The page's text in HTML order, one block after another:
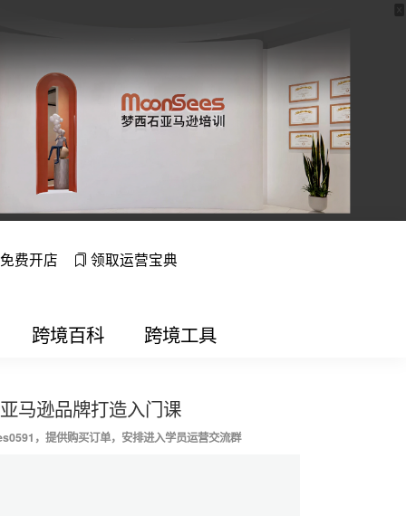
免费开店 领取运营宝典
跨境百科 跨境工具
马逊品牌打造入门课
，提供购买订单，安排进入学员运营交流群